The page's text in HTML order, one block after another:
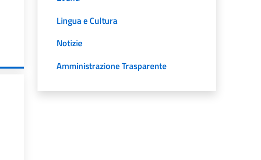
Lingua e Cultura
Notizie
Amministrazione Trasparente